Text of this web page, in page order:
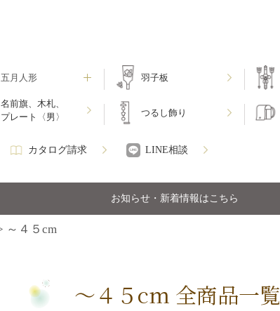
五月人形 羽子板
名前旗、木札、
プレート〈男〉
つるし飾り
カタログ請求 LINE相談
お知らせ・新着情報はこちら
～４５cm
～４５cm 全商品一覧